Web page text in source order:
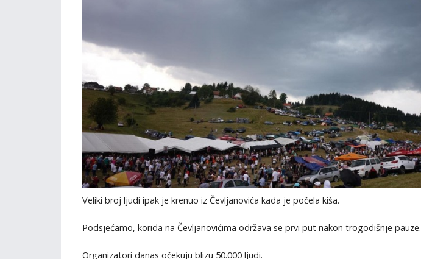
Veliki broj ljudi ipak je krenuo iz Čevljanovića kada je počela kiša.
Podsjećamo, korida na Čevljanovićima održava se prvi put nakon trogodišnje pauze.
Organizatori danas očekuju blizu 50.000 ljudi.